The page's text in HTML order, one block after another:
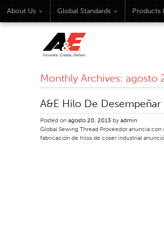
About Us Global Standards Products
Monthly Archives: agosto
A&E Hilo De
Posted on agosto 20, 2013 by admin
Global Sewing Thread Proveedor anuncia
fabricación de hilos de coser industrial